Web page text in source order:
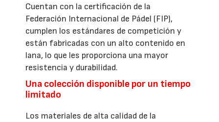
Cuentan con la certificación de la
Federación Internacional de Pádel (FIP),
cumplen los estándares de competición y
están fabricadas con un alto contenido en
lana, lo que les proporciona una mayor
resistencia y durabilidad.
Una colección disponible por un tiempo
limitado
Los materiales de alta calidad de la